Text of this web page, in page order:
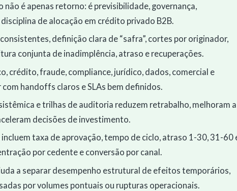
não é apenas retorno: é previsibilidade, governança,
de alocação em crédito privado B2B.
definição clara de “safra”, cortes por originador,
conjunta de inadimplência, atraso e recuperações.
crédito, fraude, compliance, jurídico, dados, comercial e
handoffs claros e SLAs bem definidos.
e trilhas de auditoria reduzem retrabalho, melhoram a
decisões de investimento.
taxa de aprovação, tempo de ciclo, atraso 1-30, 31-60
por cedente e conversão por canal.
a separar desempenho estrutural de efeitos temporários,
por volumes pontuais ou rupturas operacionais.